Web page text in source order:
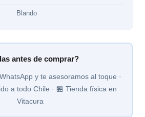
Blando
antes de comprar?
y te asesoramos al toque ·
a todo Chile · 🏪 Tienda física en
Vitacura